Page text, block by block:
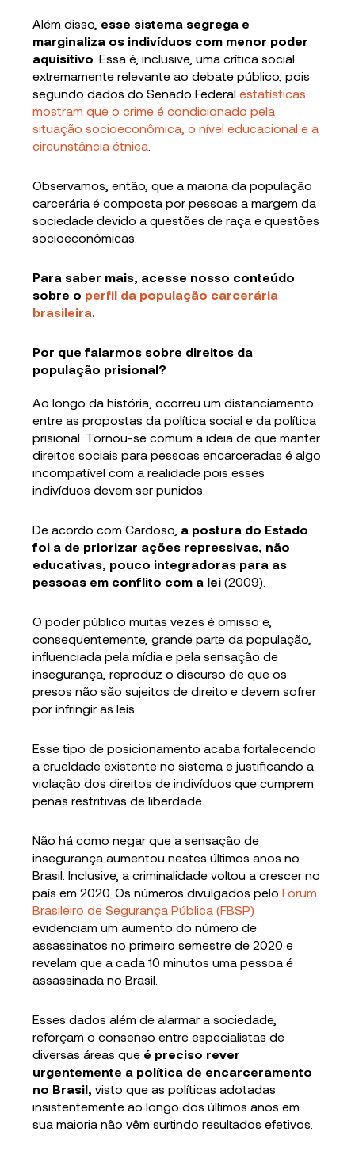
Além disso, esse sistema segrega e
marginaliza os indivíduos com menor poder
aquisitivo . Essa é, inclusive, uma crítica social
extremamente relevante ao debate público, pois
segundo dados do Senado Federalestatísticas
mostram que o crime é condicionado pela
situação socioeconômica, o nível educacional e a
circunstância étnica
Observamos, então, que a maioria da população
carcerária é composta por pessoas a margem da
sociedade devido a questões de raça e questões
socioeconômicas.
Para saber mais, acesse nosso conteúdo
sobre o perfil da população carcerária
brasileira.
Por que falarmos sobre direitos da
população prisional?
Ao longo da história, ocorreu um distanciamento
entre as propostas da política social e da política
prisional. Tornou-se comum a ideia de que manter
direitos sociais para pessoas encarceradas é algo
incompatível com a realidade pois esses
indivíduos devem ser punidos.
De acordo com Cardoso, a postura do Estado
foi a de priorizar ações repressivas, não
educativas, pouco integradoras para as
pessoas em conflito com a lei (2009).
O poder público muitas vezes é omisso e,
consequentemente, grande parte da população,
influenciada pela mídia e pela sensação de
insegurança, reproduz o discurso de que os
presos não são sujeitos de direito e devem sofrer
por infringir as leis.
Esse tipo de posicionamento acaba fortalecendo
a crueldade existente no sistema e justificando a
violação dos direitos de indivíduos que cumprem
penas restritivas de liberdade.
Não há como negar que a sensação de
insegurança aumentou nestes últimos anos no
Brasil. Inclusive, a criminalidade voltou a crescer no
país em 2020. Os números divulgados peloFórum
Brasileiro de Segurança Pública (FBSP)
evidenciam um aumento do número de
assassinatos no primeiro semestre de 2020 e
revelam que a cada 10 minutos uma pessoa é
assassinada no Brasil.
Esses dados além de alarmar a sociedade,
reforçam o consenso entre especialistas de
diversas áreas que é preciso rever
urgentemente a política de encarceramento
no Brasil, visto que as políticas adotadas
insistentemente ao longo dos últimos anos em
sua maioria não vêm surtindo resultados efetivos.